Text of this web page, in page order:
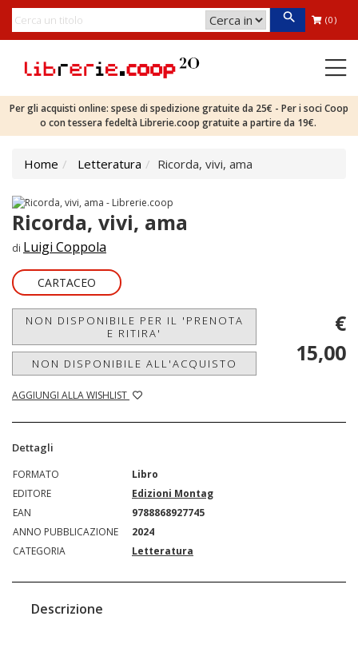
(0)
Per gli acquisti online: spese di spedizione gratuite da 25€ - Per i soci Coop
o con tessera fedeltà Librerie.coop gratuite a partire da 19€.
Home Letteratura Ricorda, vivi, ama
Ricorda, vivi, ama
di Luigi Coppola
CARTACEO
NON DISPONIBILE PER IL 'PRENOTA
E RITIRA'
NON DISPONIBILE ALL'ACQUISTO
AGGIUNGI ALLA WISHLIST
€
15,00
Dettagli
FORMATO
Libro
EDITORE
Edizioni Montag
EAN
9788868927745
ANNO PUBBLICAZIONE
2024
CATEGORIA
Letteratura
Descrizione